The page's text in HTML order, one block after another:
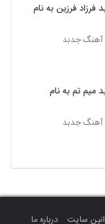
Shayan
سروش حسن پور
فرزین به نام
آهنگ جدبد
میم تم به نام
آهنگ جدبد
سایت درباره ما